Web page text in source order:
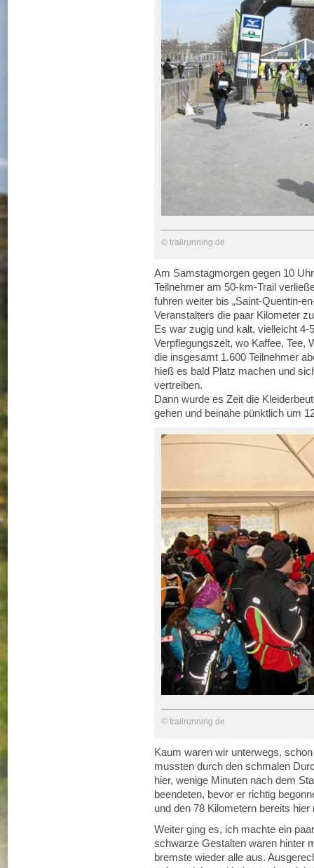
© trailrunning.de
Am Samstagmorgen gegen 10
Teilnehmer am 50-km-Trail
fuhren weiter bis „Saint-Quentin-
Veranstalters die paar Kilometer
Es war zugig und kalt, vielleicht 4-
Verpflegungszelt, wo Kaffee, Tee,
die insgesamt 1.600 Teilnehmer
hieß es bald Platz machen und
vertreiben.
Dann wurde es Zeit die
gehen und beinahe pünktlich um
© trailrunning.de
Kaum waren wir unterwegs,
mussten durch den schmalen
hier, wenige Minuten nach dem
beendeten, bevor er richtig
und den 78 Kilometern bereits
Weiter ging es, ich machte ein
schwarze Gestalten waren hinter
bremste wieder alle aus.